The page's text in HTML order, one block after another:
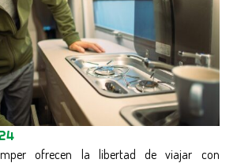
ofrecen la libertad de viajar con